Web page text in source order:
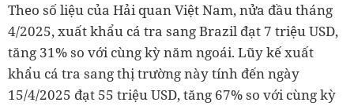
Theo số liệu của Hải quan Việt Nam, nửa đầu tháng
4/2025, xuất khẩu cá tra sang Brazil đạt 7 triệu USD,
tăng 31% so với cùng kỳ năm ngoái. Lũy kế xuất
khẩu cá tra sang thị trường này tính đến ngày
15/4/2025 đạt 55 triệu USD, tăng 67% so với cùng kỳ